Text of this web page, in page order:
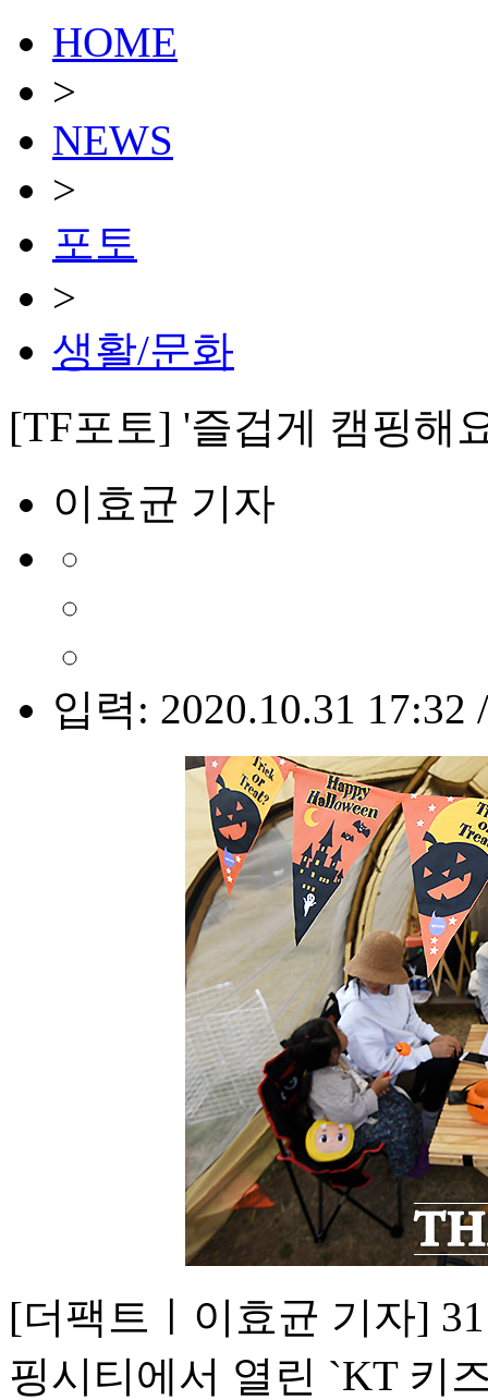
HOME
>
NEWS
>
포토
>
생활/문화
[TF포토] '즐겁게 캠핑해
이효균 기자
입력: 2020.10.31 17:32
[더팩트ㅣ이효균 기자]
핑시티에서 열린 `KT 키